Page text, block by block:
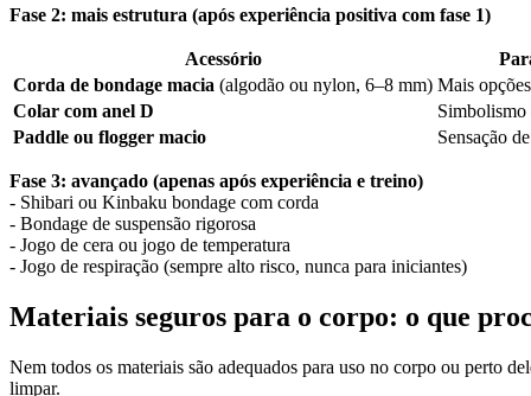
Fase 2: mais estrutura (após experiência positiva com fase 1)
Acessório
Corda de bondage macia (algodão ou nylon, 6–8 mm) Mais
Colar com anel D
Simbolismo
Paddle ou flogger macio
Sensação
Fase 3: avançado (apenas após experiência e treino)
- Shibari ou Kinbaku bondage com corda
- Bondage de suspensão rigorosa
- Jogo de cera ou jogo de temperatura
- Jogo de respiração (sempre alto risco, nunca para iniciantes)
Materiais seguros para o corpo: o que
Nem todos os materiais são adequados para uso no corpo ou perto
limpar.